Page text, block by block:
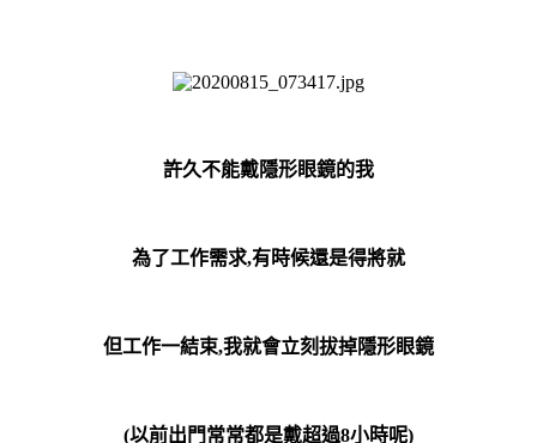
許久不能戴隱形眼鏡的我
為了工作需求,有時候還是得將就
但工作一結束,我就會立刻拔掉隱形眼鏡
(以前出門常常都是戴超過8小時呢)